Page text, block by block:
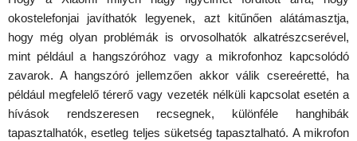
okostelefonjai javíthatók legyenek, azt kitűnően alátámasztja,
hogy még olyan problémák is orvosolhatók alkatrészcserével,
mint például a hangszóróhoz vagy a mikrofonhoz kapcsolódó
zavarok. A hangszóró jellemzően akkor válik csereéretté, ha
például megfelelő térerő vagy vezeték nélküli kapcsolat esetén a
hívások rendszeresen recsegnek, különféle hanghibák
tapasztalhatók, esetleg teljes süketség tapasztalható. A mikrofon